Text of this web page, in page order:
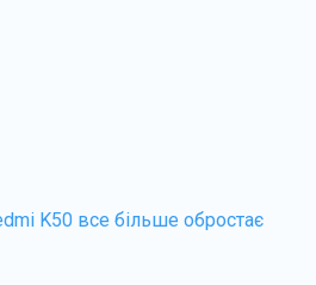
K50 все більше обростає